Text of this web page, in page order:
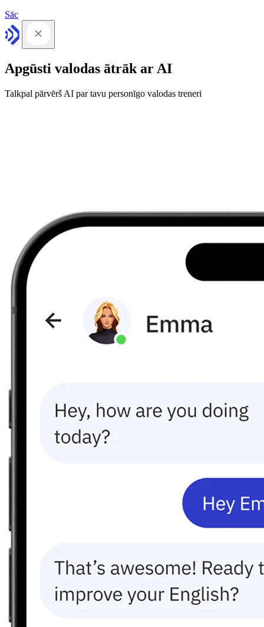
Sāc
Apgūsti valodas ātrāk ar AI
Talkpal pārvērš AI par tavu personīgo valodas treneri